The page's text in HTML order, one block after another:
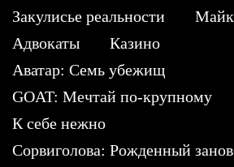
Закулисье реальности
Адвокаты
Казино
Аватар: Семь убежищ
GOAT: Мечтай по-крупному
К себе нежно
Сорвиголова: Рожденный